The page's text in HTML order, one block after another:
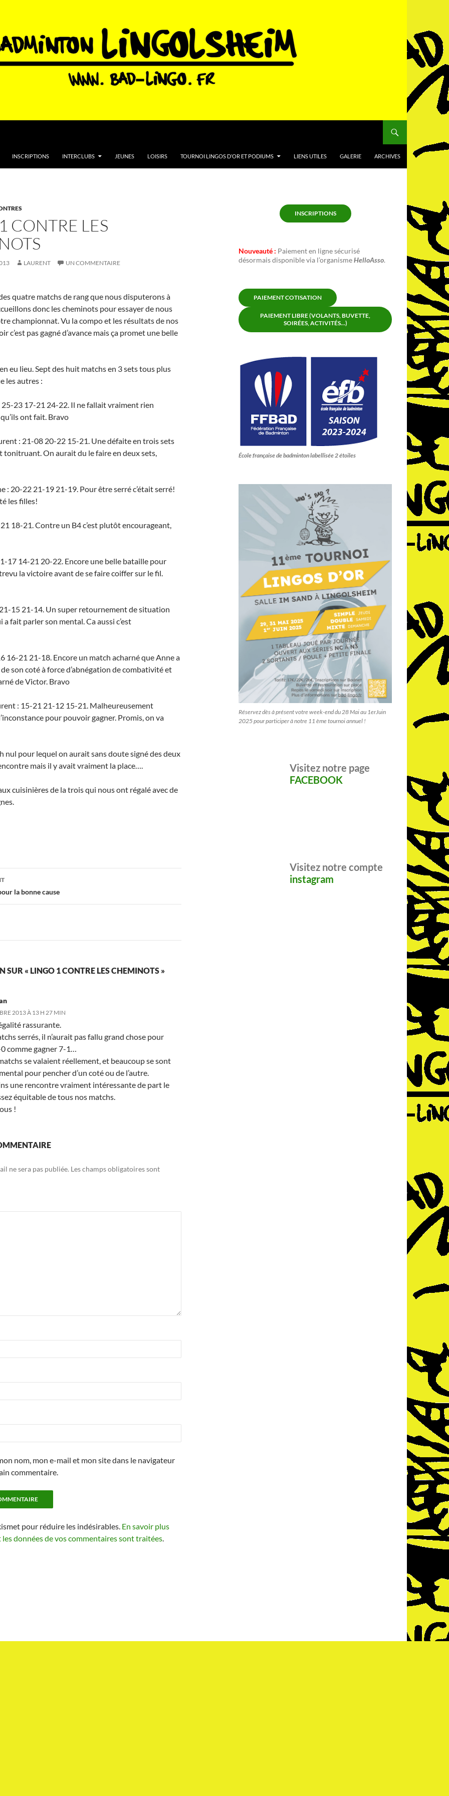
INSCRIPTIONS INTERCLUBS JEUNES LOISIRS TOURNOI LINGOS D’OR ET PODIUMS LIENS UTILES GALERIE ARCHIVES
CONTRE LES
LAURENT UN COMMENTAIRE
quatre matchs de rang que nous disputerons à
donc les cheminots pour essayer de nous
championnat. Vu la compo et les résultats de nos
c’est pas gagné d’avance mais ça promet une belle
eu lieu. Sept des huit matchs en 3 sets tous plus
les autres :
23 17-21 24-22. Il ne fallait vraiment rien
qu’ils ont fait. Bravo
: 21-08 20-22 15-21. Une défaite en trois sets
tonitruant. On aurait du le faire en deux sets,
: 20-22 21-19 21-19. Pour être serré c’était serré!
les filles!
18-21. Contre un B4 c’est plutôt encourageant,
17 14-21 20-22. Encore une belle bataille pour
la victoire avant de se faire coiffer sur le fil.
15 21-14. Un super retournement de situation
a fait parler son mental. Ca aussi c’est
16-21 21-18. Encore un match acharné que Anne a
son coté à force d’abnégation de combativité et
de Victor. Bravo
: 15-21 21-12 15-21. Malheureusement
pour pouvoir gagner. Promis, on va
nul pour lequel on aurait sans doute signé des deux
mais il y avait vraiment la place….
cuisinières de la trois qui nous ont régalé avec de
la bonne cause
SUR « LINGO 1 CONTRE LES CHEMINOTS »
2013 À 13 H 27 MIN
rassurante.
serrés, il n’aurait pas fallu grand chose pour
comme gagner 7-1…
se valaient réellement, et beaucoup se sont
pour pencher d’un coté ou de l’autre.
une rencontre vraiment intéressante de part le
équitable de tous nos matchs.
!
ne sera pas publiée. Les champs obligatoires sont
nom, mon e-mail et mon site dans le navigateur
commentaire.
pour réduire les indésirables. En savoir plus
données de vos commentaires sont traitées.
INSCRIPTIONS
Nouveauté : Paiement en ligne sécurisé
désormais disponible via l’organismeHelloAsso.
PAIEMENT COTISATION
PAIEMENT LIBRE (VOLANTS, BUVETTE,
SOIRÉES, ACTIVITÉS...)
École française de badminton labellisée 2 étoiles
Réservez dès à présent votre week-end du 28 Mai au 1erJuin
2025 pour participer à notre 11 ème tournoi annuel !
Visitez notre page
FACEBOOK
Visitez notre compte
instagram